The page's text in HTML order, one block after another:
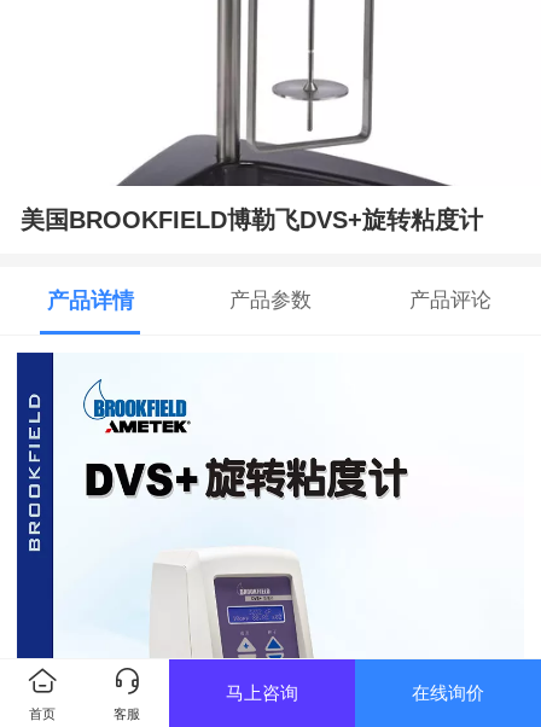
美国BROOKFIELD博勒飞DVS+旋转粘度计
产品详情 产品参数 产品评论
首页 客服
马上咨询 在线询价